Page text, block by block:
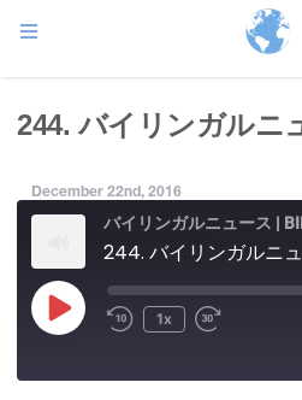
244. バイリンガルニ
December 22nd, 2016
バイリンガルニュース |
244. バイリンガルニ
Play
Episode
1x